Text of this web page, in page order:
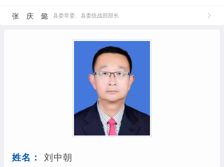
张庆懿 县委常委、县委统战部部长
姓名： 刘中朝